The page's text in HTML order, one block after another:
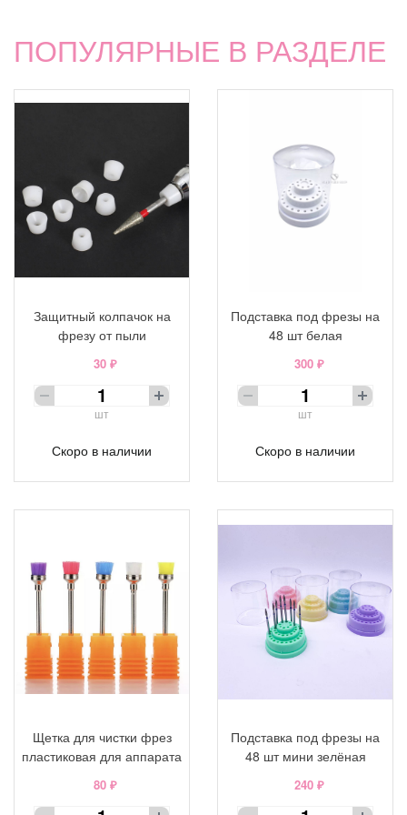
ПОПУЛЯРНЫЕ В РАЗДЕЛЕ
Защитный колпачок на
фрезу от пыли
30 ₽
шт
Скоро в наличии
Подставка под фрезы на
48 шт белая
300 ₽
шт
Скоро в наличии
Щетка для чистки фрез
пластиковая для аппарата
80 ₽
Подставка под фрезы на
48 шт мини зелёная
240 ₽